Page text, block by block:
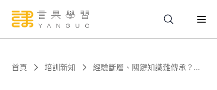
關於
首頁 培訓新知
經驗斷層、關鍵知識難傳承？喊